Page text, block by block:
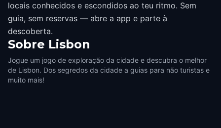
locais conhecidos e escondidos ao teu ritmo. Sem
guia, sem reservas — abre a app e parte à
descoberta.
Sobre Lisbon
Jogue um jogo de exploração da cidade e descubra o melhor
de Lisbon. Dos segredos da cidade a guias para não turistas e
muito mais!